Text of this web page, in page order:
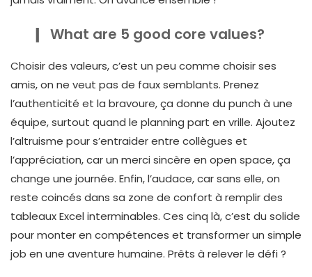
What are 5 good core values?
Choisir des valeurs, c’est un peu comme choisir ses
amis, on ne veut pas de faux semblants. Prenez
l’authenticité et la bravoure, ça donne du punch à une
équipe, surtout quand le planning part en vrille. Ajoutez
l’altruisme pour s’entraider entre collègues et
l’appréciation, car un merci sincère en open space, ça
change une journée. Enfin, l’audace, car sans elle, on
reste coincés dans sa zone de confort à remplir des
tableaux Excel interminables. Ces cinq là, c’est du solide
pour monter en compétences et transformer un simple
job en une aventure humaine. Prêts à relever le défi ?